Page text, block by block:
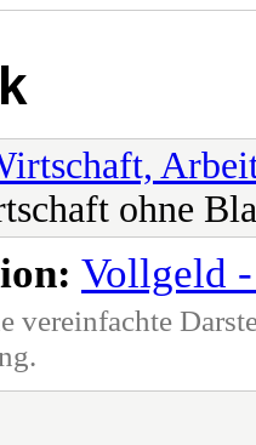
ohne
Vollgeld
vereinfachte